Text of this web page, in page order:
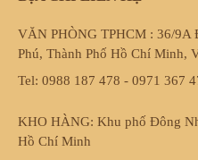
VĂN PHÒNG TPHCM : 36/9A
Phú, Thành Phố Hồ Chí Minh,
Tel: 0988 187 478 - 0971 367
KHO HÀNG: Khu phố Đông
Hồ Chí Minh